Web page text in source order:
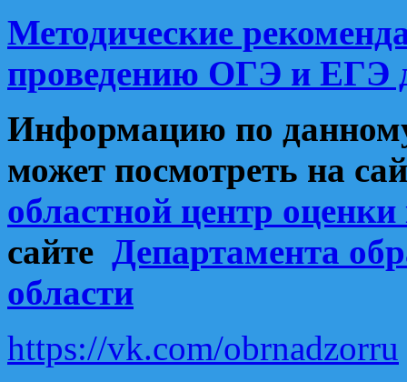
Методические
проведению ОГЭ и ЕГЭ
Информацию по
может посмотреть на
областной центр
сайте Департамента
области
https://vk.com/obrnadzorru